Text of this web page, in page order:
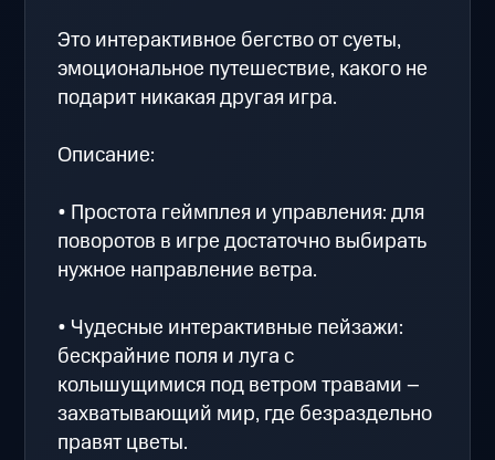
Это интерактивное бегство от суеты,
эмоциональное путешествие, какого не
подарит никакая другая игра.
Описание:
• Простота геймплея и управления: для
поворотов в игре достаточно выбирать
нужное направление ветра.
• Чудесные интерактивные пейзажи:
бескрайние поля и луга с
колышущимися под ветром травами –
захватывающий мир, где безраздельно
правят цветы.